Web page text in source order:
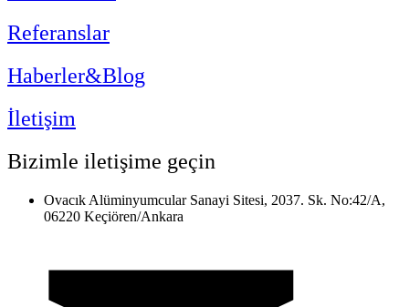
Referanslar
Haberler&Blog
İletişim
Bizimle iletişime geçin
Ovacık Alüminyumcular Sanayi Sitesi, 2037. Sk. No:42/A,
06220 Keçiören/Ankara